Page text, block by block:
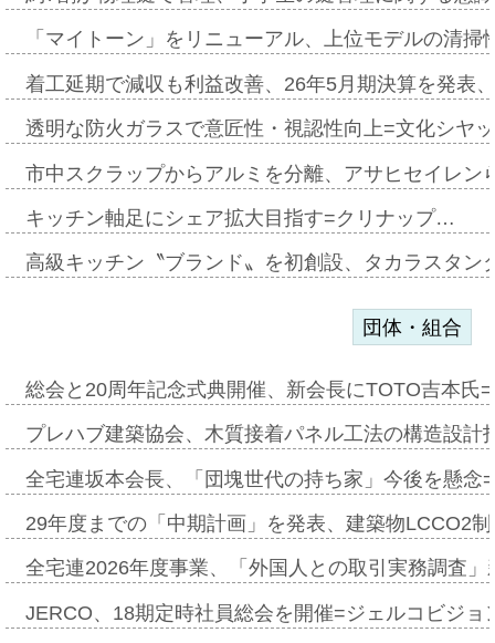
「マイトーン」をリニューアル、上位モデルの清
着工延期で減収も利益改善、26年5月期決算を発表
透明な防火ガラスで意匠性・視認性向上=文化シヤ
市中スクラップからアルミを分離、アサヒセイレ
キッチン軸足にシェア拡大目指す=クリナップ…
高級キッチン〝ブランド〟を初創設、タカラスタ
団体・組合
総会と20周年記念式典開催、新会長にTOTO吉本氏
プレハブ建築協会、木質接着パネル工法の構造設
全宅連坂本会長、「団塊世代の持ち家」今後を懸
29年度までの「中期計画」を発表、建築物LCCO2
全宅連2026年度事業、「外国人との取引実務調査
JERCO、18期定時社員総会を開催=ジェルコビジ